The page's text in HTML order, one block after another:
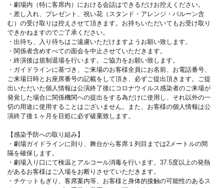
・劇場内（特に客席内）における会話はできるだけお控えください。
・差し入れ、プレゼント、祝い花（スタンド・アレンジ・バルーン含
む）の受け取りは控えさせて頂きます。お持ちいただいてもお受け取り
できかねますのでご了承ください。
・出待ち、入り待ちはご遠慮いただけますようお願い致します。
・関係者含めすべての面会を中止させていただきます。
・終演後は規制退場を行います。ご協力をお願い致します。
・ガイドラインに基づき、ご来場のお客様全員にお名前、お電話番号、
ご来場日時とお座席番号の記載をして頂き、必ずご提出頂きます。ご提
出いただいた個人情報は公演終了後にコロナウイルス感染者のご来場が
発覚した場合に関係機関への提出をする為だけに使用し、それ以外の一
切の用途に使用することはございません。また、お客様の個人情報は公
演終了後１ヶ月を目処に必ず破棄致します。
【感染予防への取り組み】
・劇場ガイドラインに則り、舞台から客席１列目までは2メートルの間
隔を確保します。
・劇場入り口にて検温とアルコール消毒を行います。37.5度以上の発熱
があるお客様はご入場をお断りさせていただきます。
・チケットもぎり、客席案内等、お客様と身体的接触の可能性のあるス